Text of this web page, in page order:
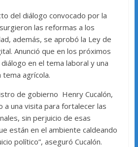
del diálogo convocado por la
las reformas a los
además, se aprobó la Ley de
Anunció que en los próximos
en el tema laboral y una
agrícola.
de gobierno Henry Cucalón,
a una visita para fortalecer las
sin perjuicio de esas
están en el ambiente caldeando
político”, aseguró Cucalón.